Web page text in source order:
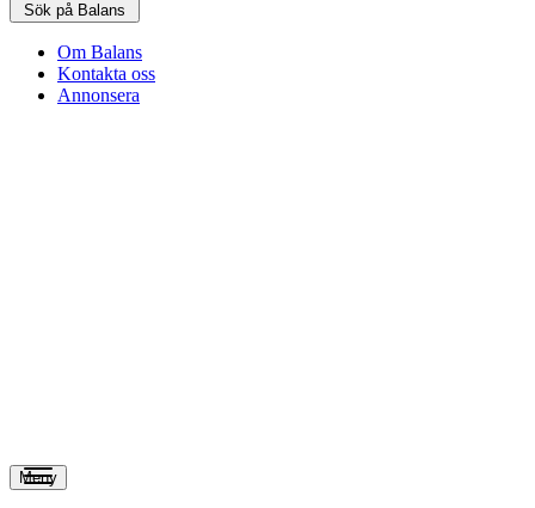
Sök på Balans
Om Balans
Kontakta oss
Annonsera
Meny